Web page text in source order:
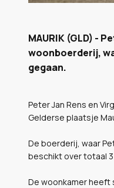
MAURIK (GLD) -
woonboerderij,
gegaan.
Peter Jan Rens en
Gelderse plaatsje
De boerderij, waar
beschikt over totaal
De woonkamer heeft